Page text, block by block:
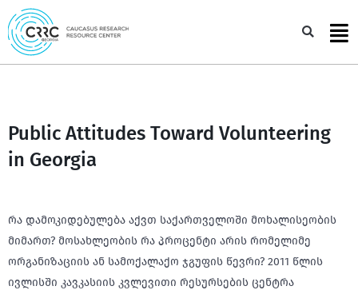
Skip
to
content
Public Attitudes Toward Volunteering
in Georgia
რა დამოკიდებულება აქვთ საქართველოში მოხალისეობის
მიმართ? მოსახლეობის რა პროცენტი არის რომელიმე
ორგანიზაციის ან სამოქალაქო ჯგუფის წევრი? 2011 წლის
ივლისში კავკასიის კვლევითი რესურსების ცენტრა